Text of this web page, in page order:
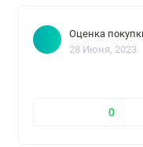
Оценка
28 Июня, 2023
0